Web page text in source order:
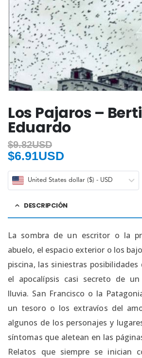
Los Pajaros – Berti
Eduardo
$9.82USD
$6.91USD
United States dollar ($) - USD
DESCRIPCIÓN
La sombra de un escritor o la
abuelo, el espacio exterior o los
piscina, las siniestras
el apocalípsis casi secreto de
lluvia. San Francisco o la
un tesoro o los extravíos del
algunos de los personajes y
síntomas que aletean en las
Relatos que siempre se inician